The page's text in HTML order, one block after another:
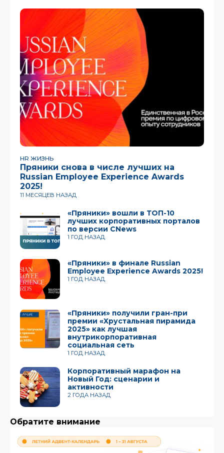
HR ЖИЗНЬ
Пряники снова в числе лучших на
Russian Employee Experience Awards
2025!
11 МЕСЯЦЕВ НАЗАД
«Пряники» вошли в ТОП-10
лучших корпоративных порталов
по версии CNews
1 ГОД НАЗАД
«Пряники» в финале Russian
Employee Experience Awards 2025!
1 ГОД НАЗАД
«Пряники» получили гран-при
премии «Хрустальная пирамида
2025» как лучшая
внутрикорпоративная
социальная сеть
1 ГОД НАЗАД
Корпоративный марафон на
Новый Год: сценарии и
активности
2 ГОДА НАЗАД
Обратите внимание